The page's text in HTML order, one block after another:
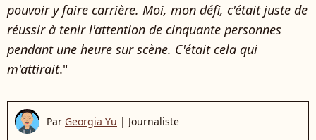
pouvoir y faire carrière. Moi, mon défi, c'était juste de
réussir à tenir l'attention de cinquante personnes
pendant une heure sur scène. C'était cela qui
m'attirait."
Par Georgia Yu | Journaliste